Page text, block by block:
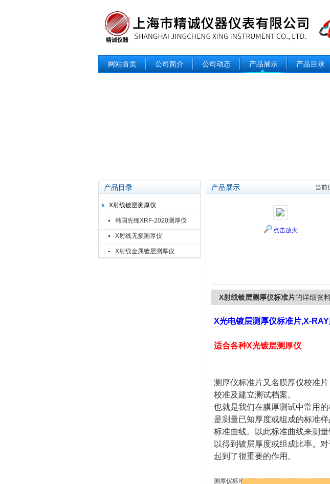
上海精诚兴仪器仪表有限公司
网站首页 公司简介 公司动态 产品展示 产品目录
产品目录
X射线镀层测厚仪
韩国先锋XRF-2020测厚仪
X射线无损测厚仪
X射线金属镀层测厚仪
产品展示 当前
点击放大
X射线镀层测厚仪标准片的详细资料
X光电镀层测厚仪标准片,X-
适合各种X光镀层测厚仪
测厚仪标准片又名膜厚仪校准
校准及建立测试档案。
也就是我们在膜厚测试中常用
是测量已知厚度或组成的标准
标准曲线。以此标准曲线来测
以得到镀层厚度或组成比率。
起到了很重要的作用。
测厚仪标准片又名膜厚仪校准片，专业用